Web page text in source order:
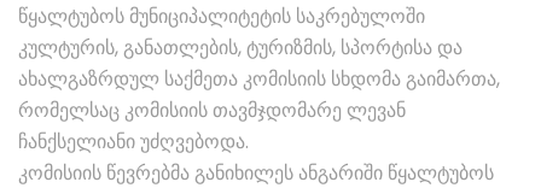
წყალტუბოს მუნიციპალიტეტის საკრებულოში
კულტურის, განათლების, ტურიზმის, სპორტისა და
ახალგაზრდულ საქმეთა კომისიის სხდომა გაიმართა,
რომელსაც კომისიის თავმჯდომარე ლევან
ჩანქსელიანი უძღვებოდა.
კომისიის წევრებმა განიხილეს ანგარიში წყალტუბოს